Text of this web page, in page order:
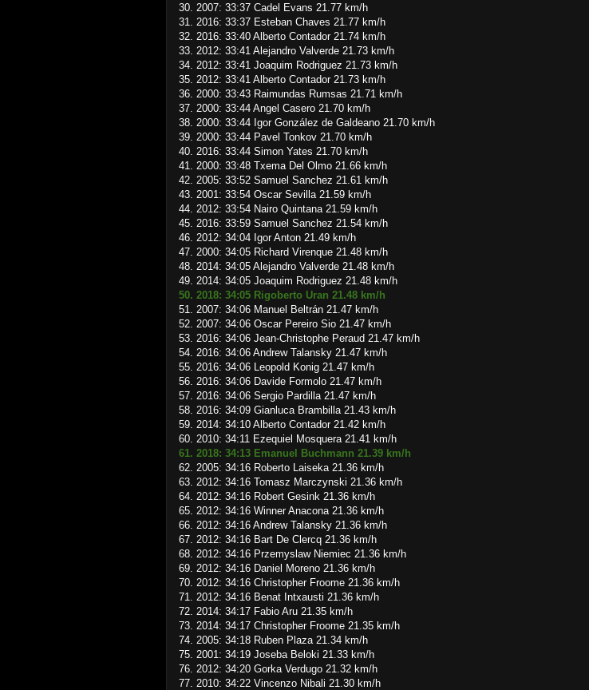
30. 2007: 33:37 Cadel Evans 21.77 km/h
31. 2016: 33:37 Esteban Chaves 21.77 km/h
32. 2016: 33:40 Alberto Contador 21.74 km/h
33. 2012: 33:41 Alejandro Valverde 21.73 km/h
34. 2012: 33:41 Joaquim Rodriguez 21.73 km/h
35. 2012: 33:41 Alberto Contador 21.73 km/h
36. 2000: 33:43 Raimundas Rumsas 21.71 km/h
37. 2000: 33:44 Angel Casero 21.70 km/h
38. 2000: 33:44 Igor González de Galdeano 21.70 km/h
39. 2000: 33:44 Pavel Tonkov 21.70 km/h
40. 2016: 33:44 Simon Yates 21.70 km/h
41. 2000: 33:48 Txema Del Olmo 21.66 km/h
42. 2005: 33:52 Samuel Sanchez 21.61 km/h
43. 2001: 33:54 Oscar Sevilla 21.59 km/h
44. 2012: 33:54 Nairo Quintana 21.59 km/h
45. 2016: 33:59 Samuel Sanchez 21.54 km/h
46. 2012: 34:04 Igor Anton 21.49 km/h
47. 2000: 34:05 Richard Virenque 21.48 km/h
48. 2014: 34:05 Alejandro Valverde 21.48 km/h
49. 2014: 34:05 Joaquim Rodriguez 21.48 km/h
50. 2018: 34:05 Rigoberto Uran 21.48 km/h
51. 2007: 34:06 Manuel Beltrán 21.47 km/h
52. 2007: 34:06 Oscar Pereiro Sio 21.47 km/h
53. 2016: 34:06 Jean-Christophe Peraud 21.47 km/h
54. 2016: 34:06 Andrew Talansky 21.47 km/h
55. 2016: 34:06 Leopold Konig 21.47 km/h
56. 2016: 34:06 Davide Formolo 21.47 km/h
57. 2016: 34:06 Sergio Pardilla 21.47 km/h
58. 2016: 34:09 Gianluca Brambilla 21.43 km/h
59. 2014: 34:10 Alberto Contador 21.42 km/h
60. 2010: 34:11 Ezequiel Mosquera 21.41 km/h
61. 2018: 34:13 Emanuel Buchmann 21.39 km/h
62. 2005: 34:16 Roberto Laiseka 21.36 km/h
63. 2012: 34:16 Tomasz Marczynski 21.36 km/h
64. 2012: 34:16 Robert Gesink 21.36 km/h
65. 2012: 34:16 Winner Anacona 21.36 km/h
66. 2012: 34:16 Andrew Talansky 21.36 km/h
67. 2012: 34:16 Bart De Clercq 21.36 km/h
68. 2012: 34:16 Przemyslaw Niemiec 21.36 km/h
69. 2012: 34:16 Daniel Moreno 21.36 km/h
70. 2012: 34:16 Christopher Froome 21.36 km/h
71. 2012: 34:16 Benat Intxausti 21.36 km/h
72. 2014: 34:17 Fabio Aru 21.35 km/h
73. 2014: 34:17 Christopher Froome 21.35 km/h
74. 2005: 34:18 Ruben Plaza 21.34 km/h
75. 2001: 34:19 Joseba Beloki 21.33 km/h
76. 2012: 34:20 Gorka Verdugo 21.32 km/h
77. 2010: 34:22 Vincenzo Nibali 21.30 km/h